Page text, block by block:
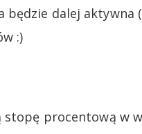
będzie dalej aktywna
:)
procentową w